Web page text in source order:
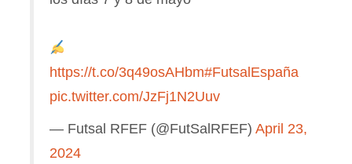
https://t.co/3q49osAHbm#FutsalEspaña
pic.twitter.com/JzFj1N2Uuv
— Futsal RFEF (@FutSalRFEF) April 23,
2024